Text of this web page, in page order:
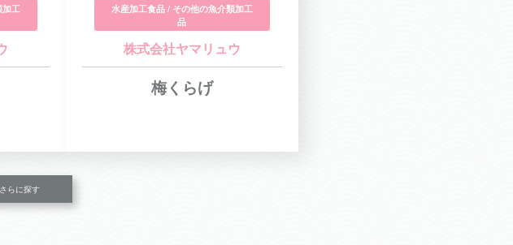
工
水産加工食品 / その他の魚介類加工
品
株式会社ヤマリュウ
梅くらげ
らに探す